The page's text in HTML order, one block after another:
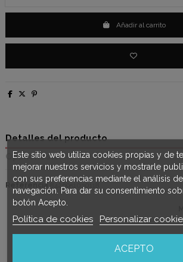
Añadir al carrito
Detalles del producto
Opiniones(0)
Referencia
Este sitio web utiliza cookies propias y de
mejorar nuestros servicios y mostrarle
con sus preferencias mediante el análisis
navegación. Para dar su consentimiento
botón Acepto.
Política de cookies Personalizar
ACEPTO